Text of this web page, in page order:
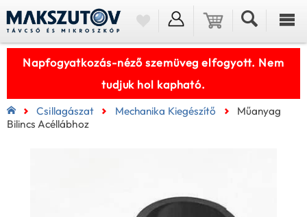
Napfogyatkozás-néző szemüveg elfogyott. Nem
tudjuk hol kapható.
Csillagászat Mechanika Kiegészítő
Műanyag
Bilincs Acéllábhoz